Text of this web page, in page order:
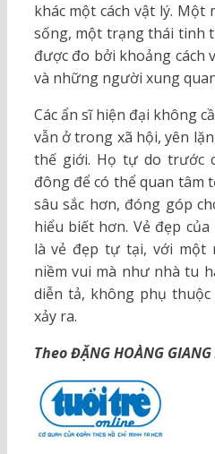
khác một cách vật lý. Một
sống, một trạng thái tinh
được đo bởi khoảng cách
và những người xung
Các ẩn sĩ hiện đại không
vẫn ở trong xã hội, yên
thế giới. Họ tự do trước
đông để có thể quan tâm
sâu sắc hơn, đóng góp
hiểu biết hơn. Vẻ đẹp
là vẻ đẹp tự tại, với một
niềm vui mà như nhà tu
diễn tả, không phụ
xảy ra.
Theo ĐẶNG HOÀNG